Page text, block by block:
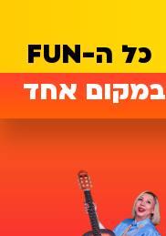
כל ה-FUN
במקום אחד